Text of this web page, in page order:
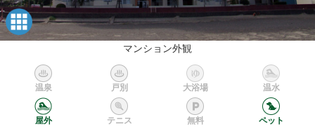
マンション外観
温泉 戸別 大浴場 温水
屋外 テニス 無料 ペット